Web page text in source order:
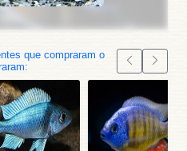
que compraram o